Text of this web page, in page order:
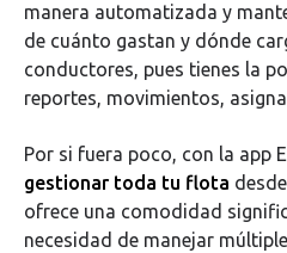
manera automatizada y
de cuánto gastan y dónde
conductores, pues tienes la
reportes, movimientos,
Por si fuera poco, con la app
gestionar toda tu flota
ofrece una comodidad
necesidad de manejar